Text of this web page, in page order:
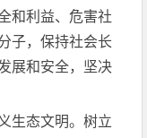
和利益、危害社
子，保持社会长
展和安全，坚决
生态文明。树立